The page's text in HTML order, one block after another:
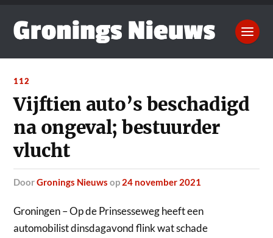
112
Vijftien auto’s beschadigd
na ongeval; bestuurder
vlucht
doorGronings Nieuws op 24 november 2021
Groningen – Op de Prinsesseweg heeft een
automobilist dinsdagavond flink wat schade